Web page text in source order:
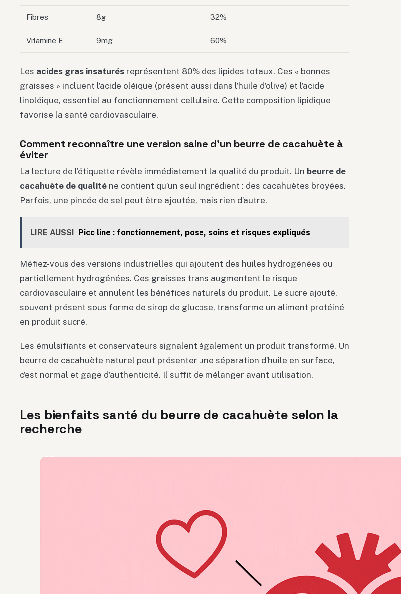
Fibres 8g 32%
Vitamine E 9mg 60%
Les acides gras insaturés représentent 80% des lipides totaux. Ces « bonnes
graisses » incluent l’acide oléique (présent aussi dans l’huile d’olive) et l’acide
linoléique, essentiel au fonctionnement cellulaire. Cette composition lipidique
favorise la santé cardiovasculaire.
Comment reconnaître une version saine d’un beurre de cacahuète à
éviter
La lecture de l’étiquette révèle immédiatement la qualité du produit. Un beurre de
cacahuète de qualité ne contient qu’un seul ingrédient : des cacahuètes broyées.
Parfois, une pincée de sel peut être ajoutée, mais rien d’autre.
LIRE AUSSI Picc line : fonctionnement, pose, soins et risques expliqués
Méfiez-vous des versions industrielles qui ajoutent des huiles hydrogénées ou
partiellement hydrogénées. Ces graisses trans augmentent le risque
cardiovasculaire et annulent les bénéfices naturels du produit. Le sucre ajouté,
souvent présent sous forme de sirop de glucose, transforme un aliment protéiné
en produit sucré.
Les émulsifiants et conservateurs signalent également un produit transformé. Un
beurre de cacahuète naturel peut présenter une séparation d’huile en surface,
c’est normal et gage d’authenticité. Il suffit de mélanger avant utilisation.
Les bienfaits santé du beurre de cacahuète selon la
recherche